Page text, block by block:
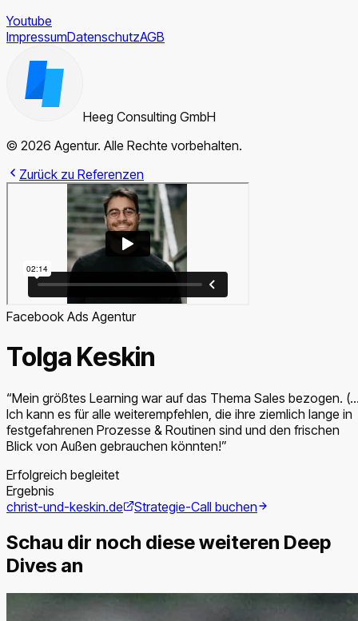
Youtube
ImpressumDatenschutzAGB
Heeg Consulting GmbH
© 2026 Agentur. Alle Rechte vorbehalten.
Zurück zu Referenzen
Facebook Ads Agentur
Tolga Keskin
“Mein größtes Learning war auf das Thema Sales bezogen.
Ich kann es für alle weiterempfehlen, die ihre ziemlich lange in
festgefahrenen Prozesse & Routinen sind und den frischen
Blick von Außen gebrauchen könnten!”
Erfolgreich begleitet
Ergebnis
christ-und-keskin.de
Strategie-Call buchen
Schau dir noch diese weiteren Deep
Dives an